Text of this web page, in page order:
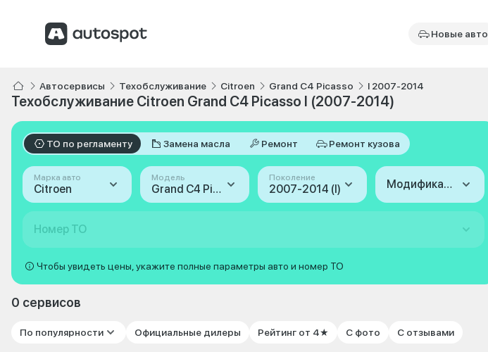
Новые авто
Автосервисы Техобслуживание Citroen Grand C4 Picasso I 2007-2014
Техобслуживание Citroen Grand C4 Picasso I (2007-2014)
ТО по регламенту Замена масла Ремонт Ремонт кузова
Марка авто
Citroen
Модель
Grand C4 Picasso
Поколение
2007-2014 (I) Модификация
Номер ТО
Чтобы увидеть цены, укажите полные параметры авто и номер ТО
0 сервисов
По популярности Официальные дилеры Рейтинг от 4★ С фото С отзывами